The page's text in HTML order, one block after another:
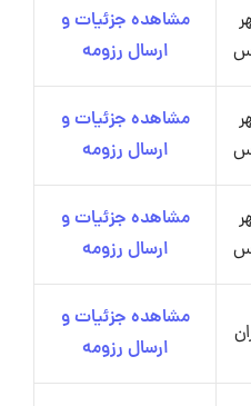
مشاهده جزئیات و
ارسال رزومه
مشاهده جزئیات و
ارسال رزومه
مشاهده جزئیات و
ارسال رزومه
مشاهده جزئیات و
ارسال رزومه